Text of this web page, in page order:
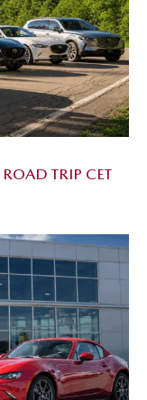
TRIP CET